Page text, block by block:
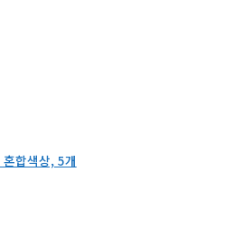
합색상, 5개